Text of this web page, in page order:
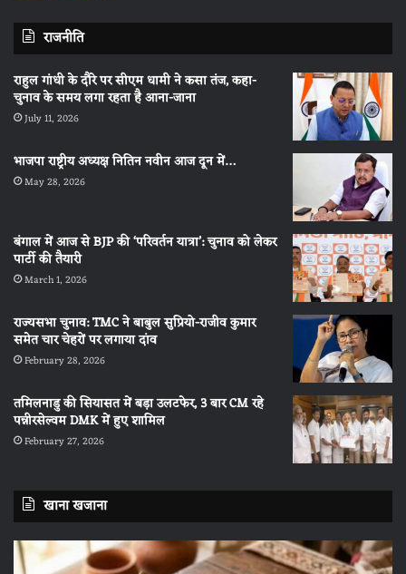
राजनीति
राहुल गांधी के दौरे पर सीएम धामी ने कसा तंज, कहा-
चुनाव के समय लगा रहता है आना-जाना
July 11, 2026
भाजपा राष्ट्रीय अध्यक्ष नितिन नवीन आज दून में…
May 28, 2026
बंगाल में आज से BJP की ‘परिवर्तन यात्रा’: चुनाव को लेकर
पार्टी की तैयारी
March 1, 2026
राज्यसभा चुनाव: TMC ने बाबुल सुप्रियो-राजीव कुमार
समेत चार चेहरों पर लगाया दांव
February 28, 2026
तमिलनाडु की सियासत में बड़ा उलटफेर, 3 बार CM रहे
पन्नीरसेल्वम DMK में हुए शामिल
February 27, 2026
खाना खजाना